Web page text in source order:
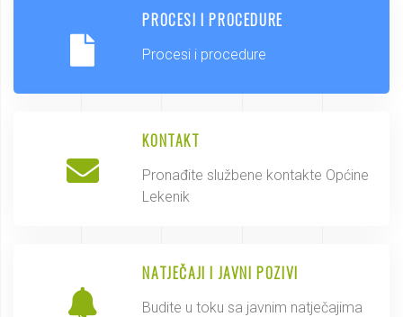
PROCESI I PROCEDURE
Procesi i procedure
KONTAKT
Pronađite službene kontakte Općine
Lekenik
NATJEČAJI I JAVNI POZIVI
Budite u toku sa javnim natječajima